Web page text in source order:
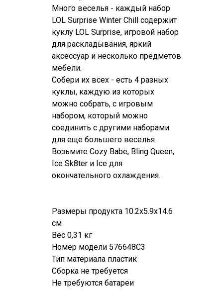
Много веселья - каждый набор
LOL Surprise Winter Chill содержит
куклу LOL Surprise, игровой набор
для раскладывания, яркий
аксессуар и несколько предметов
мебели.
Собери их всех - есть 4 разных
куклы, каждую из которых
можно собрать, с игровым
набором, который можно
соединить с другими наборами
для еще большего веселья.
Возьмите Cozy Babe, Bling Queen,
Ice Sk8ter и Ice для
окончательного охлаждения.
Размеры продукта 10.2x5.9x14.6
см
Вес 0,31 кг
Номер модели 576648C3
Тип материала пластик
Сборка не требуется
Не требуются батареи